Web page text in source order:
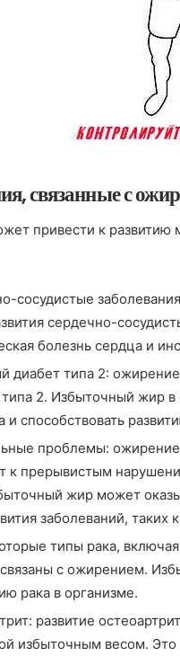
связанные с
привести к развитию
сосудистые
сердечно-
болезнь сердца и
диабет типа 2:
типа 2. Избыточный жир
и способствовать
проблемы: ожирение
к прерывистым
жир может
заболеваний, таких
типы рака,
с ожирением.
рака в организме.
развитие
избыточным весом.